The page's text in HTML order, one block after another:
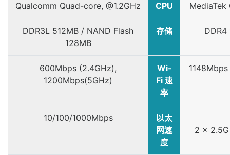
Qualcomm Quad-core, @1.2GHz CPU MediaTek
DDR3L 512MB / NAND Flash
128MB
存储 DDR4
600Mbps (2.4GHz),
1200Mbps(5GHz)
Wi-
Fi 速
率
10/100/1000Mbps
以太
网速
度
2 x